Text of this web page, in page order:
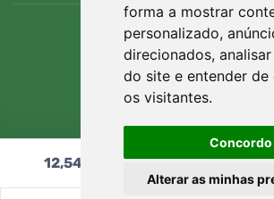
forma a mostrar
personalizado,
direcionados,
do site e entender de
os visitantes.
Concordo
Alterar as minhas
12,54